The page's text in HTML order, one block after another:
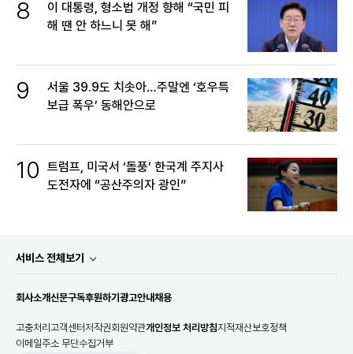
8
이 대통령, 형소법 개정 향해 “국민 피
해 땐 안 하느니 못 해”
9
서울 39.9도 치솟아…주말엔 ‘호우특
보급 폭우’ 동해안으로
10 트럼프, 미국서 ‘돌풍’ 한국계 주지사
도전자에 “공산주의자 광인”
서비스 전체보기
회사소개신문구독후원하기 광고안내채용
고충처리 고객센터저작권회원약관개인정보 처리방침지적재산보호정책
이메일주소 무단수집거부